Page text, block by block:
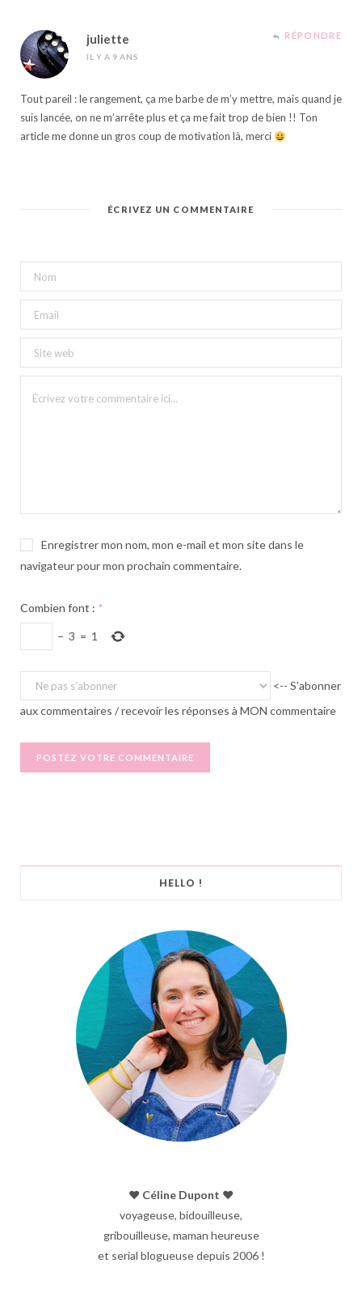
juliette
IL Y A 9 ANS
RÉPONDRE
Tout pareil : le rangement, ça me barbe de m’y mettre, mais quand je
suis lancée, on ne m’arrête plus et ça me fait trop de bien !! Ton
article me donne un gros coup de motivation là, merci
ÉCRIVEZ UN COMMENTAIRE
Enregistrer mon nom, mon e-mail et mon site dans le
navigateur pour mon prochain commentaire.
Combien font : *
− 3 = 1
<-- S'abonner
aux commentaires / recevoir les réponses à MON commentaire
HELLO !
♥︎ Céline Dupont ♥︎
voyageuse, bidouilleuse,
gribouilleuse, maman heureuse
et serial blogueuse depuis 2006 !